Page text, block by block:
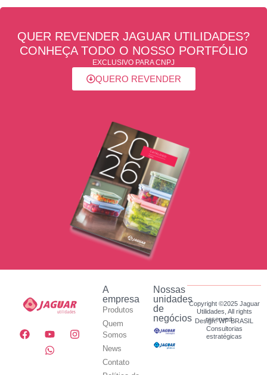
QUER REVENDER JAGUAR UTILIDADES?
CONHEÇA TODO O NOSSO PORTFÓLIO
EXCLUSIVO PARA CNPJ
QUERO REVENDER
A
empresa
Produtos
Quem
Somos
News
Contato
Nossas
unidades
de
negócios
Copyright ©2025 Jaguar
Utilidades, All rights
reserved.
Design: WF BRASIL
Consultorias
estratégicas